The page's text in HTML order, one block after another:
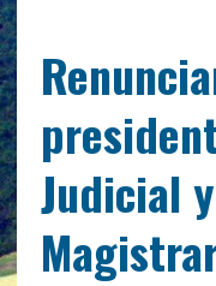
Judicial